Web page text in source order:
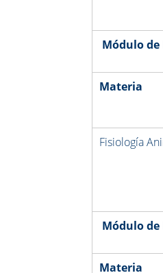
Módulo de
Materia
Fisiología
Módulo de
Materia